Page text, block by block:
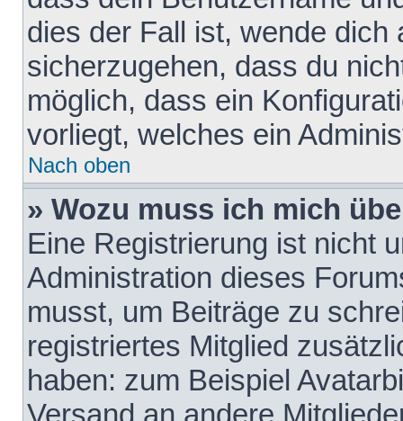
dies der Fall ist, wende dich
sicherzugehen, dass du
möglich, dass ein
vorliegt, welches ein
Nach oben
» Wozu muss ich mich
Eine Registrierung ist nicht
Administration dieses
musst, um Beiträge zu
registriertes Mitglied
haben: zum Beispiel
Versand an andere